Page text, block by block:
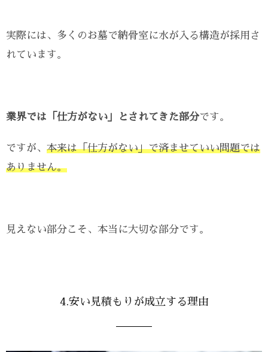
実際には、多くのお墓で納骨室に水が入る構造が採用さ
れています。
業界では「仕方がない」とされてきた部分です。
ですが、 本来は「仕方がない」で済ませていい問題では
ありません。
見えない部分こそ、本当に大切な部分です。
4.安い見積もりが成立する理由